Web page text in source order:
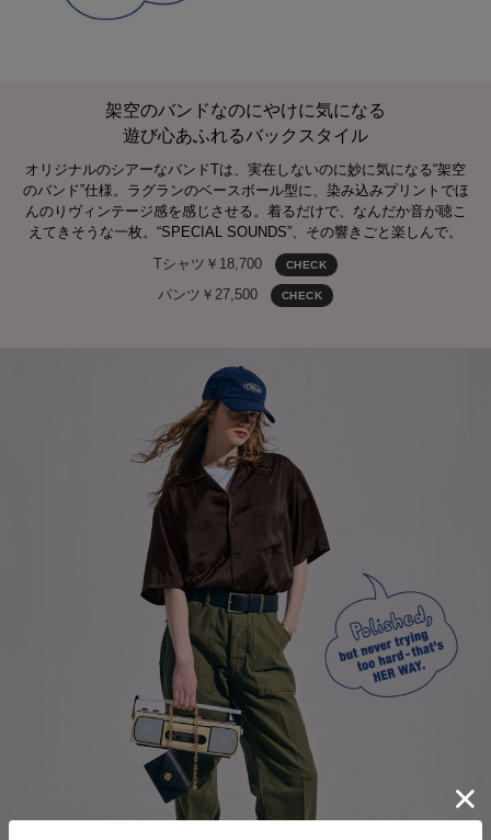
架空のバンドなのにやけに気になる
遊び心あふれるバックスタイル
オリジナルのシアーなバンドTは、実在しないのに妙に気になる“架空
のバンド”仕様。ラグランのベースボール型に、染み込みプリントでほ
んのりヴィンテージ感を感じさせる。着るだけで、なんだか音が聴こ
えてきそうな一枚。“SPECIAL SOUNDS”、その響きごと楽しんで。
Tシャツ￥18,700
CHECK
パンツ￥27,500 CHECK